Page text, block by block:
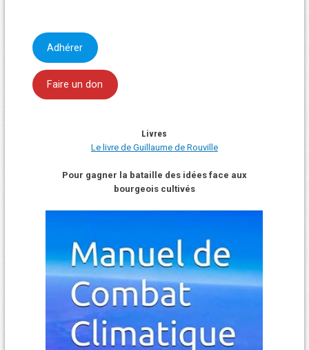
Adhérer
Faire un don
Livres
Le livre de Guillaume de Rouville
Pour gagner la bataille des idées face aux
bourgeois cultivés